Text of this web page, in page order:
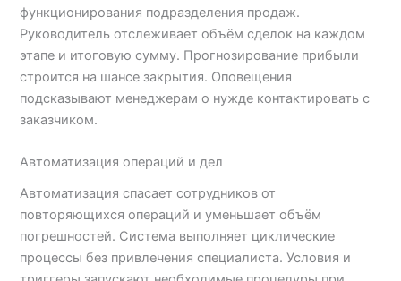
функционирования подразделения продаж.
Руководитель отслеживает объём сделок на каждом
этапе и итоговую сумму. Прогнозирование прибыли
строится на шансе закрытия. Оповещения
подсказывают менеджерам о нужде контактировать с
заказчиком.
Автоматизация операций и дел
Автоматизация спасает сотрудников от
повторяющихся операций и уменьшает объём
погрешностей. Система выполняет циклические
процессы без привлечения специалиста. Условия и